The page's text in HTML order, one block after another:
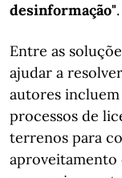
desinformação".
Entre as
ajudar a
autores
processos de
terrenos para
aproveitamento